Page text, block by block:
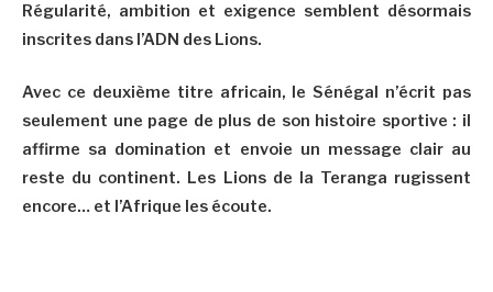
Régularité, ambition et exigence semblent désormais
inscrites dans l’ADN des Lions.
Avec ce deuxième titre africain, le Sénégal n’écrit pas
seulement une page de plus de son histoire sportive : il
affirme sa domination et envoie un message clair au
reste du continent. Les Lions de la Teranga rugissent
encore… et l’Afrique les écoute.